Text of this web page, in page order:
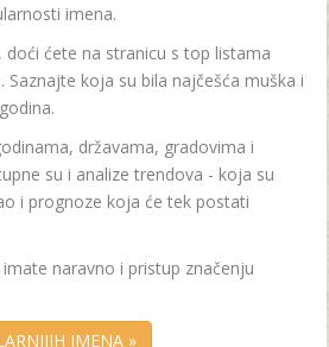
imena.
doći ćete na stranicu s top listama
Saznajte koja su bila najčešća muška i
državama, gradovima i
su i analize trendova - koja su
i prognoze koja će tek postati
naravno i pristup značenju
IMENA »